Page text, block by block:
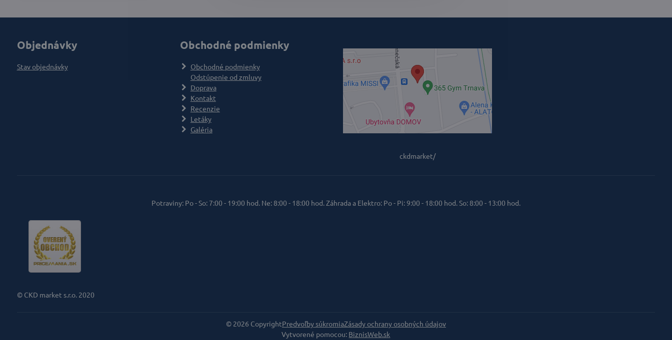
Objednávky
Stav objednávky
Obchodné podmienky
Obchodné podmienky
Odstúpenie od zmluvy
Doprava
Kontakt
Recenzie
Letáky
Galéria
ckdmarket/
Potraviny: Po - So: 7:00 - 19:00 hod. Ne: 8:00 - 18:00 hod. Záhrada a Elektro: Po - Pi: 9:00 - 18:00 hod. So: 8:00 - 13:00 hod.
© CKD market s.r.o. 2020
© 2026 CopyrightPredvoľby súkromiaZásady ochrany osobných údajov
Vytvorené pomocou: BiznisWeb.sk